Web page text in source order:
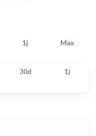
1j Max
30d 1j